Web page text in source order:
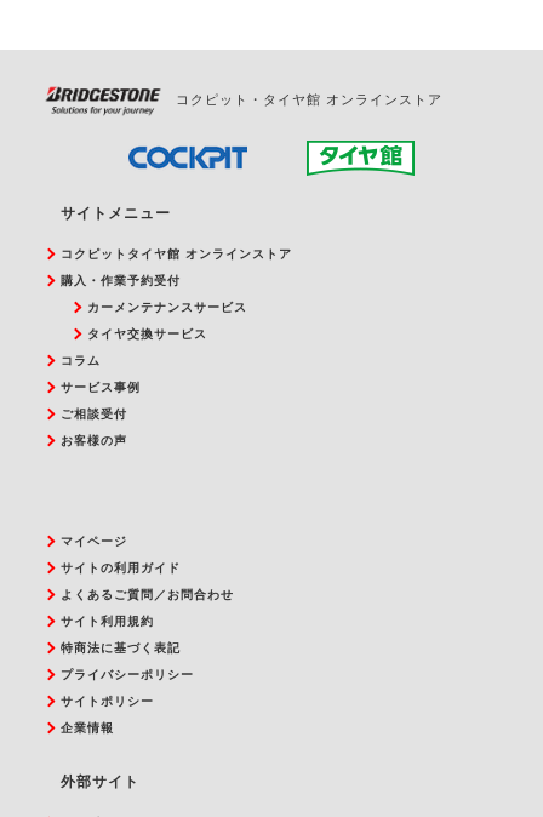
コクピット・タイヤ館 オンラインストア
サイトメニュー
コクピットタイヤ館 オンラインストア
購入・作業予約受付
カーメンテナンスサービス
タイヤ交換サービス
コラム
サービス事例
ご相談受付
お客様の声
マイページ
サイトの利用ガイド
よくあるご質問／お問合わせ
サイト利用規約
特商法に基づく表記
プライバシーポリシー
サイトポリシー
企業情報
外部サイト